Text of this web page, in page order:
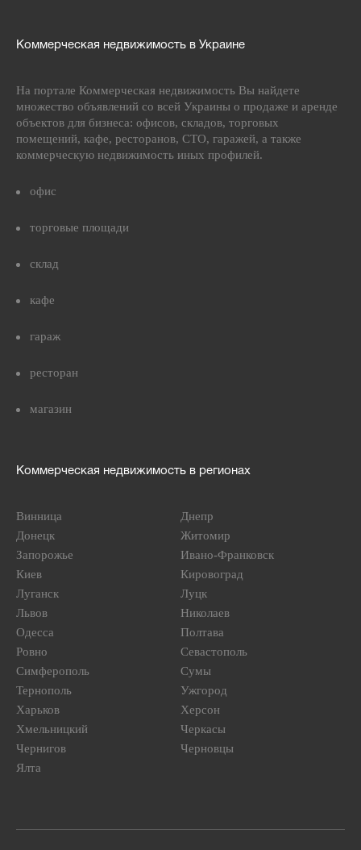
Коммерческая недвижимость в Украине
На портале Коммерческая недвижимость Вы найдете
множество объявлений со всей Украины о продаже и аренде
объектов для бизнеса: офисов, складов, торговых
помещений, кафе, ресторанов, СТО, гаражей, а также
коммерческую недвижимость иных профилей.
офис
торговые площади
склад
кафе
гараж
ресторан
магазин
Коммерческая недвижимость в регионах
Винница
Днепр
Донецк
Житомир
Запорожье
Ивано-Франковск
Киев
Кировоград
Луганск
Луцк
Львов
Николаев
Одесса
Полтава
Ровно
Севастополь
Симферополь
Сумы
Тернополь
Ужгород
Харьков
Херсон
Хмельницкий
Черкасы
Чернигов
Черновцы
Ялта